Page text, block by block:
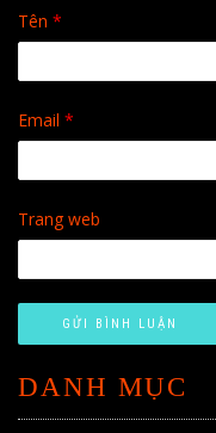
Tên *
Email *
Trang web
DANH MỤC